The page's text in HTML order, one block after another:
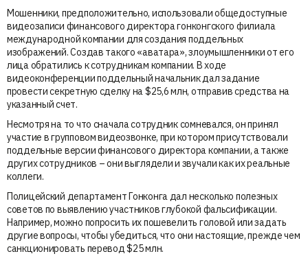
Мошенники, предположительно, использовали общедоступные
видеозаписи финансового директора гонконгского филиала
международной компании для создания поддельных
изображений. Создав такого «аватара», злоумышленники от его
лица обратились к сотрудникам компании. В ходе
видеоконференции поддельный начальник дал задание
провести секретную сделку на $25,6 млн, отправив средства на
указанный счет.
Несмотря на то что сначала сотрудник сомневался, он принял
участие в групповом видеозвонке, при котором присутствовали
поддельные версии финансового директора компании, а также
других сотрудников – они выглядели и звучали как их реальные
коллеги.
Полицейский департамент Гонконга дал несколько полезных
советов по выявлению участников глубокой фальсификации.
Например, можно попросить их пошевелить головой или задать
другие вопросы, чтобы убедиться, что они настоящие, прежде чем
санкционировать перевод $25 млн.